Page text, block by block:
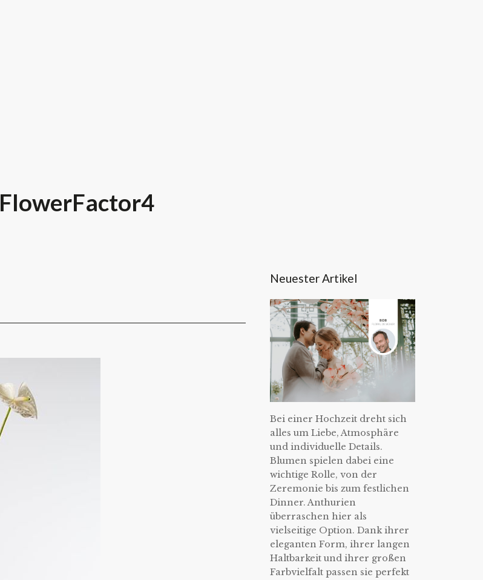
FlowerFactor4
Neuester Artikel
Bei einer Hochzeit dreht sich
alles um Liebe, Atmosphäre
und individuelle Details.
Blumen spielen dabei eine
wichtige Rolle, von der
Zeremonie bis zum festlichen
Dinner. Anthurien
überraschen hier als
vielseitige Option. Dank ihrer
eleganten Form, ihrer langen
Haltbarkeit und ihrer großen
Farbvielfalt passen sie perfekt